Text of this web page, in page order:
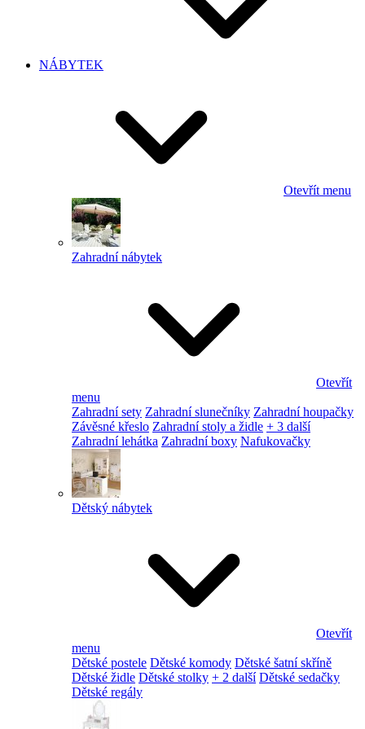
NÁBYTEK
Otevřít menu
Zahradní nábytek
Otevřít
menu
Zahradní sety Zahradní slunečníky Zahradní houpačky
Závěsné křeslo Zahradní stoly a židle + 3 další
Zahradní lehátka Zahradní boxy Nafukovačky
Dětský nábytek
Otevřít
menu
Dětské postele Dětské komody Dětské šatní skříně
Dětské židle Dětské stolky + 2 další Dětské sedačky
Dětské regály